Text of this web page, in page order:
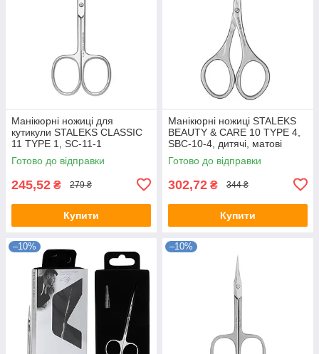
Манікюрні ножиці для
кутикули STALEKS CLASSIC
11 TYPE 1, SC-11-1
Готово до відправки
245,52 ₴ 279 ₴
Купити
Манікюрні ножиці STALEKS
BEAUTY & CARE 10 TYPE 4,
SBC-10-4, дитячі, матові
Готово до відправки
302,72 ₴ 344 ₴
Купити
–10% –10%